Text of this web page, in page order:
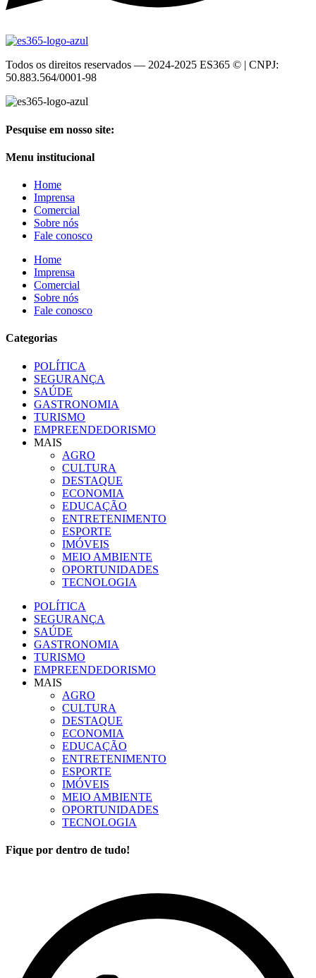
Todos os direitos reservados — 2024-2025 ES365 © | CNPJ:
50.883.564/0001-98
Pesquise em nosso site:
Menu institucional
Home
Imprensa
Comercial
Sobre nós
Fale conosco
Home
Imprensa
Comercial
Sobre nós
Fale conosco
Categorias
POLÍTICA
SEGURANÇA
SAÚDE
GASTRONOMIA
TURISMO
EMPREENDEDORISMO
MAIS
AGRO
CULTURA
DESTAQUE
ECONOMIA
EDUCAÇÃO
ENTRETENIMENTO
ESPORTE
IMÓVEIS
MEIO AMBIENTE
OPORTUNIDADES
TECNOLOGIA
POLÍTICA
SEGURANÇA
SAÚDE
GASTRONOMIA
TURISMO
EMPREENDEDORISMO
MAIS
AGRO
CULTURA
DESTAQUE
ECONOMIA
EDUCAÇÃO
ENTRETENIMENTO
ESPORTE
IMÓVEIS
MEIO AMBIENTE
OPORTUNIDADES
TECNOLOGIA
Fique por dentro de tudo!